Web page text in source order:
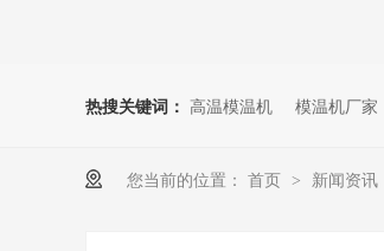
热搜关键词： 高温模温机 模温机厂家
您当前的位置： 首页 > 新闻资讯